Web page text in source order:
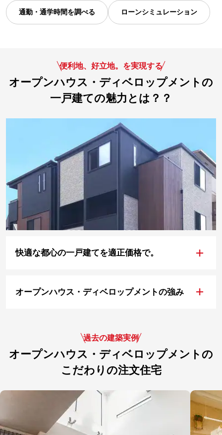
通勤・通学時間を調べる ローンシミュレーション
便利地、好立地。を実現する
オープンハウス・ディベロップメントの
一戸建ての魅力とは？？
快適な都心の一戸建てを適正価格で。 +
オープンハウス・ディベロップメントの強み +
過去の建築実例
オープンハウス・ディベロップメントの
こだわりの注文住宅